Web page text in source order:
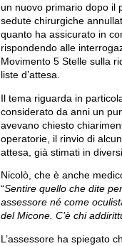
un nuovo primario dopo il
sedute chirurgiche
quanto ha assicurato in
rispondendo alle
Movimento 5 Stelle sulla
liste d’attesa.
Il tema riguarda in
considerato da anni un
avevano chiesto
operatorie, il rinvio di
attesa, già stimati in
Nicolò, che è anche
“Sentire quello che dite
assessore né come
del Micone. C’è chi
L’assessore ha spiegato